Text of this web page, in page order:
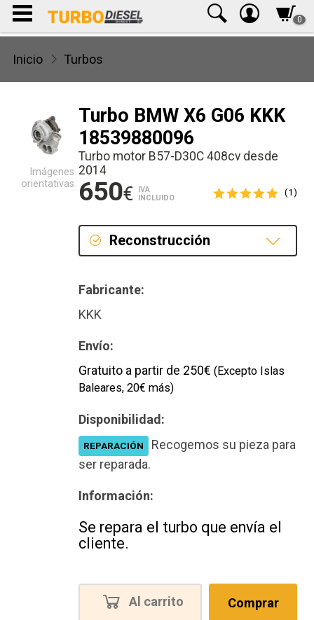
0
Inicio Turbos
Turbo BMW X6 G06 KKK
18539880096
Turbo motor B57-D30C 408cv desde
2014
650€
IVA
INCLUIDO
(1)
Reconstrucción
Fabricante:
KKK
Envío:
Gratuito a partir de 250€ (Excepto Islas
Baleares, 20€ más)
Disponibilidad:
REPARACIÓN
Recogemos su pieza para
ser reparada.
Información:
Se repara el turbo que envía el
cliente.
Al carrito Comprar
Imágenes
orientativas